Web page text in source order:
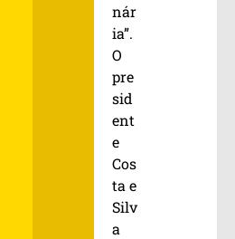
nár
ia”.
O
pre
sid
ent
e
Cos
ta e
Silv
a